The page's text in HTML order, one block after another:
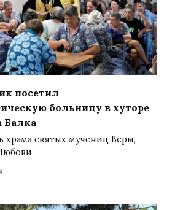
посетил
больницу в хуторе
Балка
храма святых мучениц Веры,